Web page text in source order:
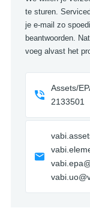
te sturen.
je e-mail zo
beantwoorden.
voeg alvast het
Assets/
2133501